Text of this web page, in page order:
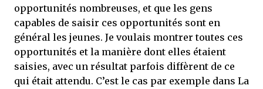
opportunités nombreuses, et que les gens
capables de saisir ces opportunités sont en
général les jeunes. Je voulais montrer toutes ces
opportunités et la manière dont elles étaient
saisies, avec un résultat parfois diffèrent de ce
qui était attendu. C’est le cas par exemple dans La